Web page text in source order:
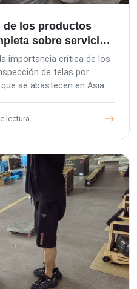
de los productos
sobre servicios
importancia crítica de los
de telas por
se abastecen en Asia.
oficinas de compras
la calidad de los
las normas
etapas de inspección,
la carga de contenedores,
los estándares de
el enfoque centrado en el
lectura